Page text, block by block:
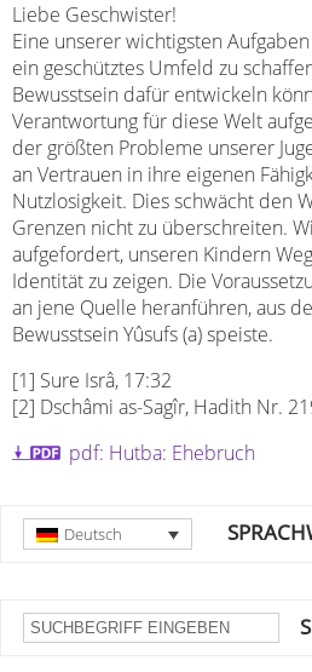
Liebe Geschwister!
Eine unserer wichtigsten
ein geschütztes Umfeld zu
Bewusstsein dafür entwickeln
Verantwortung für diese Welt
der größten Probleme unserer
an Vertrauen in ihre eigenen
Nutzlosigkeit. Dies schwächt den
Grenzen nicht zu überschreiten.
aufgefordert, unseren Kindern
Identität zu zeigen. Die
an jene Quelle heranführen, aus
Bewusstsein Yûsufs (a) speiste.
[1] Sure Isrâ, 17:32
[2] Dschâmi as-Sagîr, Hadith Nr.
pdf: Hutba: Ehebruch
Deutsch